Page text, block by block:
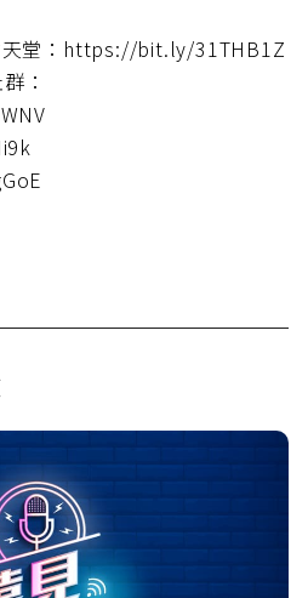
天堂：https://bit.ly/31THB1Z
群：